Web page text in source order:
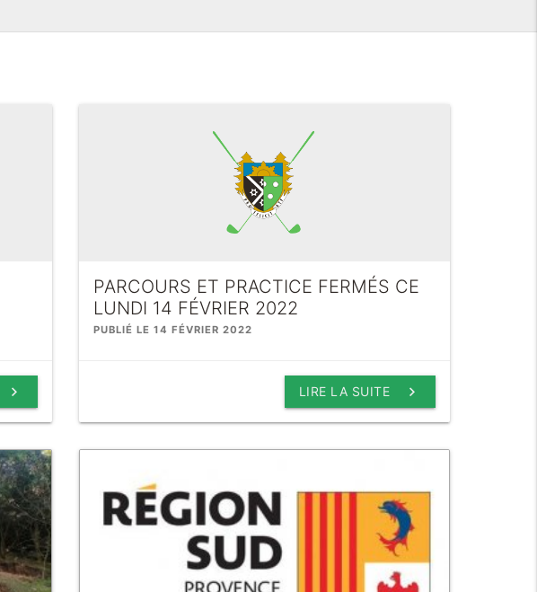
keyboard_arrow_right
PARCOURS ET PRACTICE FERMÉS CE
LUNDI 14 FÉVRIER 2022
PUBLIÉ LE 14 FÉVRIER 2022
keyboard_arrow_right
LIRE LA SUITE